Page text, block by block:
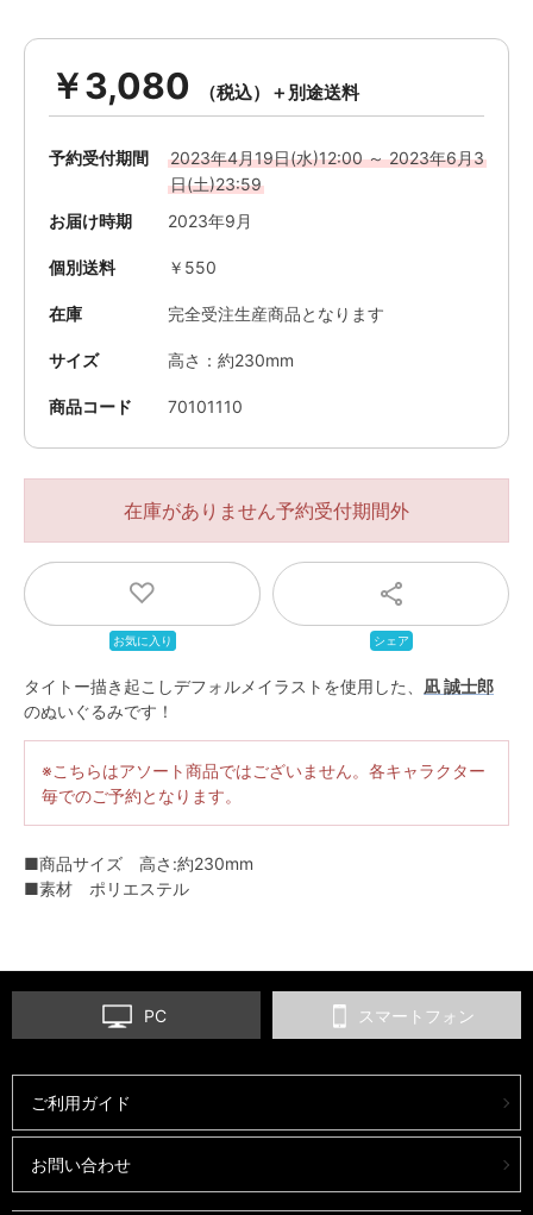
￥3,080
商品コード 70101110
予約受付期間
2023年4月19日(水)12:00 ～ 2023年6月3
日(土)23:59
お届け時期
2023年9月
サイズ 高さ：約230mm
個別送料 ￥550
在庫 完全受注生産商品となります
在庫がありません
タイトー描き起こしデフォルメイラストを使用した、 凪 誠士郎
のぬいぐるみです！
※こちらはアソート商品ではございません。各キャラクター
毎でのご予約となります。
■商品サイズ 高さ:約230mm
■素材 ポリエステル
PC スマートフォン
ご利用ガイド
お問い合わせ